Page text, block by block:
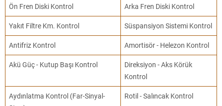
Ön Fren Diski Kontrol Arka Fren Diski Kontrol
Yakıt Filtre Km. Kontrol Süspansiyon Sistemi Kontrol
Antifriz Kontrol Amortisör - Helezon Kontrol
Akü Güç - Kutup Başı Kontrol
Direksiyon - Aks Körük
Kontrol
Aydınlatma Kontrol (Far-Sinyal-
Rotil - Salıncak Kontrol